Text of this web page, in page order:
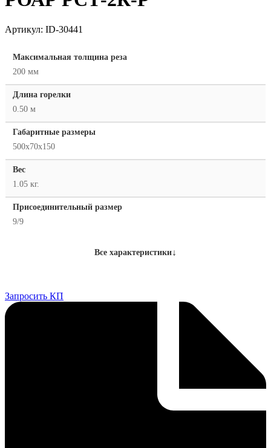
Артикул: ID-30441
Максимальная толщина реза
200 мм
Длина горелки
0.50 м
Габаритные размеры
500х70х150
Вес
1.05 кг.
Присоединительный размер
9/9
Все характеристики↓
Запросить КП